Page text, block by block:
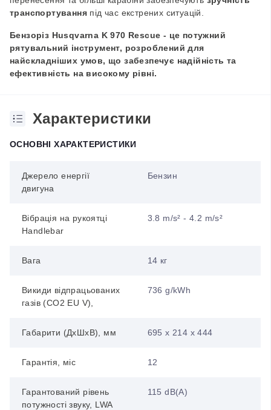
транспортування під час екстрених ситуацій.
Бензоріз Husqvarna K 970 Rescue - це потужний
рятувальний інструмент, розроблений для
найскладніших умов, що забезпечує надійність та
ефективність на високому рівні.
Характеристики
ОСНОВНІ ХАРАКТЕРИСТИКИ
Джерело енергії
двигуна
Бензин
Вібрація на рукоятці
Handlebar
3.8 m/s² - 4.2 m/s²
Вага 14 кг
Викиди відпрацьованих
газів (CO2 EU V),
736 g/kWh
Габарити (ДхШхВ), мм 695 х 214 х 444
Гарантія, міс 12
Гарантований рівень
потужності звуку, LWA
115 dB(A)